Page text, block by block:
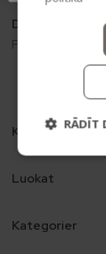
Darba laiks
Pr. – Pt. 08:00 –
Kategorijas
Luokat
Kategorier
RĀDĪT